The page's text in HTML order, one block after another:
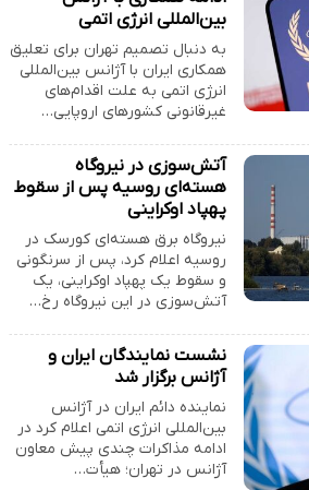
بین‌المللی انرژی اتمی
به دنبال تصمیم تهران برای تعلیق
همکاری ایران با آژانس بین‌المللی
انرژی اتمی به علت اقدام‌های
غیرقانونی کشورهای اروپایی…
آتش‌سوزی در نیروگاه
هسته‌ای روسیه پس از سقوط
پهپاد اوکراینی
نیروگاه برق هسته‌ای کورسک در
روسیه اعلام کرد، پس از سرنگونی
و سقوط یک پهپاد اوکراینی، یک
آتش‌سوزی در این نیروگاه رخ…
نشست نمایندگان ایران و
آژانس برگزار شد
نماینده دائم ایران در آژانس
بین‌المللی انرژی اتمی اعلام کرد در
ادامه مذاکرات چندی پیش معاون
آژانس در تهران؛ هیأت…